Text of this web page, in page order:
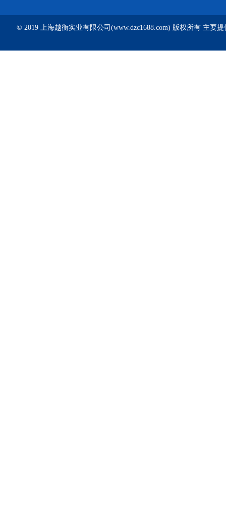
© 2019 上海越衡实业有限公司(www.dzc1688.com) 版权所有 主要提